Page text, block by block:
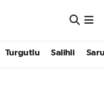
Turgutlu Salihli